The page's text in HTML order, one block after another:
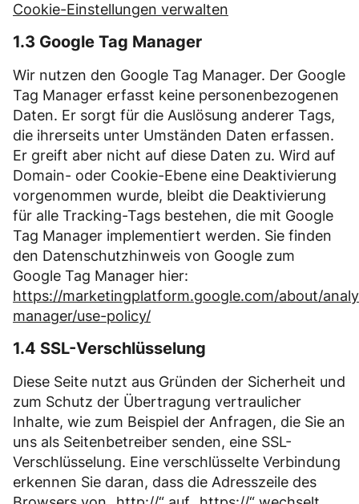
Cookie-Einstellungen verwalten
1.3 Google Tag Manager
Wir nutzen den Google Tag Manager. Der Google
Tag Manager erfasst keine personenbezogenen
Daten. Er sorgt für die Auslösung anderer Tags,
die ihrerseits unter Umständen Daten erfassen.
Er greift aber nicht auf diese Daten zu. Wird auf
Domain- oder Cookie-Ebene eine Deaktivierung
vorgenommen wurde, bleibt die Deaktivierung
für alle Tracking-Tags bestehen, die mit Google
Tag Manager implementiert werden. Sie finden
den Datenschutzhinweis von Google zum
Google Tag Manager hier:
https://marketingplatform.google.com/about/
manager/use-policy/
1.4 SSL-Verschlüsselung
Diese Seite nutzt aus Gründen der Sicherheit und
zum Schutz der Übertragung vertraulicher
Inhalte, wie zum Beispiel der Anfragen, die Sie an
uns als Seitenbetreiber senden, eine SSL-
Verschlüsselung. Eine verschlüsselte Verbindung
erkennen Sie daran, dass die Adresszeile des